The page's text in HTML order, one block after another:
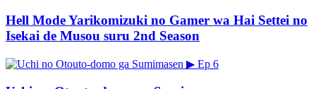
Hell Mode Yarikomizuki no Gamer wa Hai Settei no
Isekai de Musou suru 2nd Season
▶ Ep 6